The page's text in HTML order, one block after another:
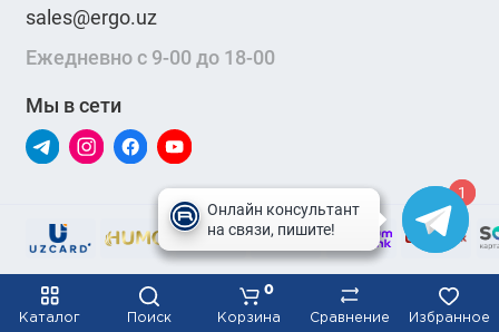
Каталог Поиск Корзина
0
Сравнение Избранное
sales@ergo.uz
Ежедневно с 9-00 до 18-00
Мы в сети
1
1